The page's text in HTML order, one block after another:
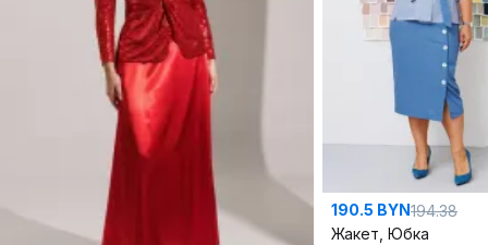
190.5 BYN194.38
Жакет, Юбка